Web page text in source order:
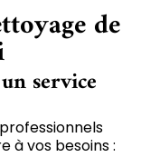
de
service
à vos besoins :